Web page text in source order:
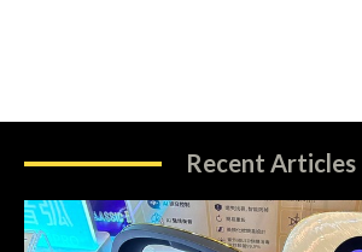
Recent Articles